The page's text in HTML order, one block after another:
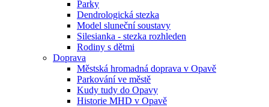
Parky
Dendrologická stezka
Model sluneční soustavy
Silesianka - stezka rozhleden
Rodiny s dětmi
Doprava
Městská hromadná doprava v Opavě
Parkování ve městě
Kudy tudy do Opavy
Historie MHD v Opavě